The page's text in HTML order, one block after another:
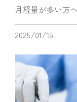
月経量が多い方
2025/01/15